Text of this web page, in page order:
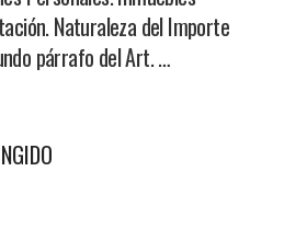
Naturaleza del Importe
párrafo del Art. …